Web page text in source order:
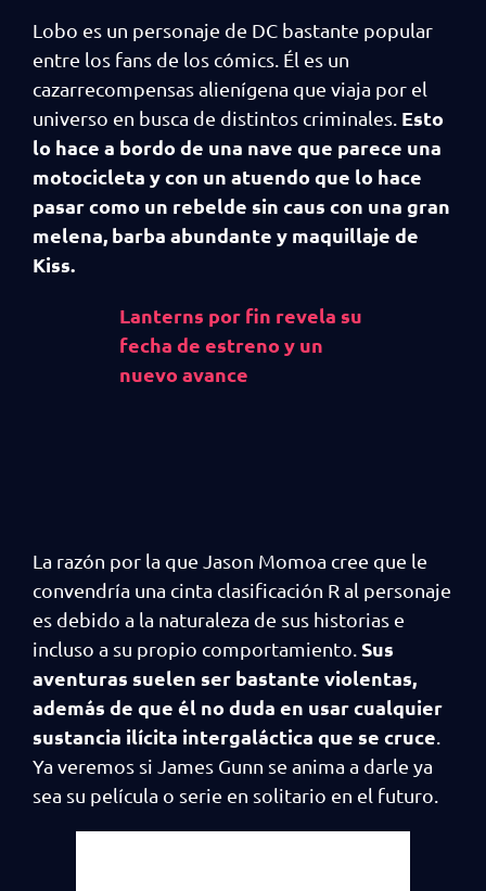
Lobo es un personaje de DC bastante popular
entre los fans de los cómics. Él es un
cazarrecompensas alienígena que viaja por el
universo en busca de distintos criminales. Esto
lo hace a bordo de una nave que parece una
motocicleta y con un atuendo que lo hace
pasar como un rebelde sin caus con una gran
melena, barba abundante y maquillaje de
Kiss.
Lanterns por fin revela su
fecha de estreno y un
nuevo avance
La razón por la que Jason Momoa cree que le
convendría una cinta clasificación R al personaje
es debido a la naturaleza de sus historias e
incluso a su propio comportamiento. Sus
aventuras suelen ser bastante violentas,
además de que él no duda en usar cualquier
sustancia ilícita intergaláctica que se cruce
Ya veremos si James Gunn se anima a darle ya
sea su película o serie en solitario en el futuro.